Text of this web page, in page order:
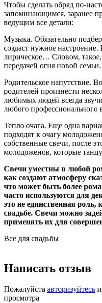
Чтобы сделать обряд по-
запоминающимся, заранее
ведущим все детали:
Музыка. Обязательно
создаст нужное
лирическое… Словом, такое,
передачей огня новой семьи.
Родительское напутствие.
родителей произнести
любимых людей всегда
любого профессионального
Тепло очага. Еще одна
подходят к очагу
собственные свечи, после
молодоженов, которые
Свечи уместны в любой
как создают атмосферу
что может быть более
часто используются для
это не единственная роль,
свадьбе. Свечи можно
применять их для
Все для свадьбы
Написать отзыв
Пожалуйста авторизуйтесь
просмотра